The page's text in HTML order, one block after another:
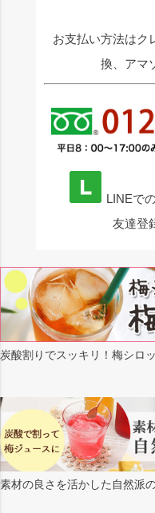
お支払い方法はク
換、アマ
LINEで
友達登
炭酸割りでスッキリ！梅シロ
素材の良さを活かした自然派